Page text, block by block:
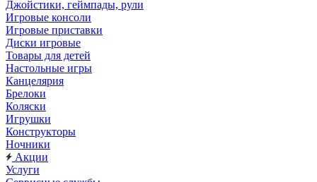
Джойстики, геймпады, рули
Игровые консоли
Игровые приставки
Диски игровые
Товары для детей
Настольные игры
Канцелярия
Брелоки
Коляски
Игрушки
Конструкторы
Ночники
Акции
Услуги